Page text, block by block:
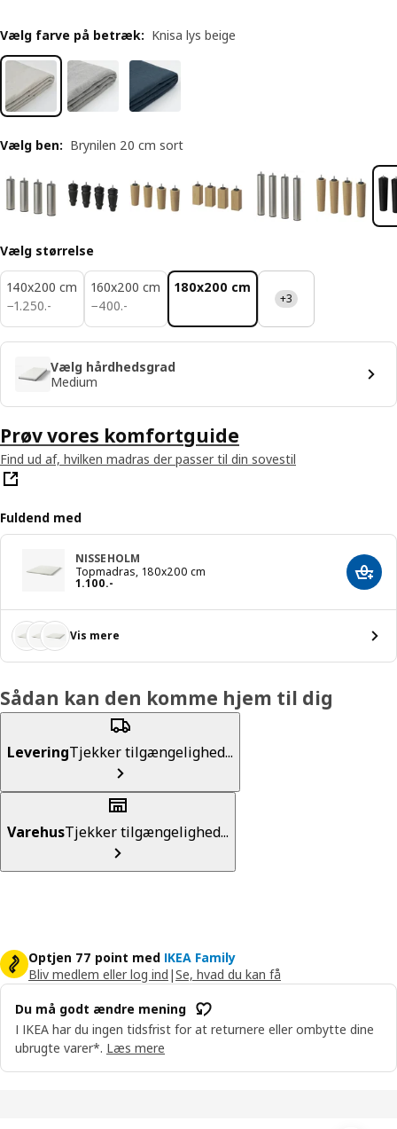
Vælg farve på betræk: Knisa lys beige
Vælg ben: Brynilen 20 cm sort
Vælg størrelse
140x200 cm
−1.250.-
1250.-
160x200 cm
−400.-
400.-
180x200 cm
+3
Vælg hårdhedsgrad
Medium
Prøv vores komfortguide
Find ud af, hvilken madras der passer til din sovestil
Fuldend med
NISSEHOLM
Topmadras, 180x200 cm
1.100.-
Pris 1100.- Læg i
Vis mere
Sådan kan den komme hjem til dig
LeveringTjekker tilgængelighed...
VarehusTjekker tilgængelighed...
Optjen 77 point med IKEA Family
Bliv medlem eller log ind |Se, hvad du kan få
Du må godt ændre mening
I IKEA har du ingen tidsfrist for at returnere eller ombytte dine
ubrugte varer*. Læs mere